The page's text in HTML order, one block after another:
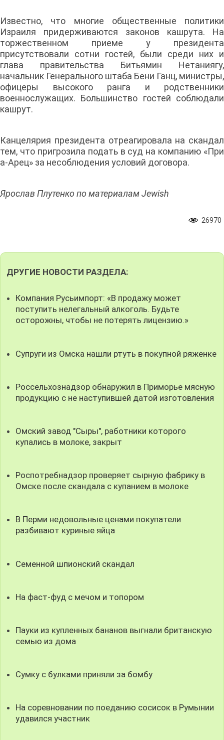
Известно, что многие общественные политики
Израиля придерживаются законов кашрута. На
торжественном приеме у президента
присутствовали сотни гостей, были среди них и
глава правительства Битьямин Нетаниягу,
начальник Генерального штаба Бени Ганц, министры,
офицеры высокого ранга и родственники
военнослужащих. Большинство гостей соблюдали
кашрут.
Канцелярия президента отреагировала на скандал
тем, что пригрозила подать в суд на компанию «При
а-Арец» за несоблюдения условий договора.
Ярослав Плутенко по материалам Jewish
26970
ДРУГИЕ НОВОСТИ РАЗДЕЛА:
Компания Русьимпорт: «В продажу может
поступить нелегальный алкоголь. Будьте
осторожны, чтобы не потерять лицензию.»
Супруги из Омска нашли ртуть в покупной ряженке
Россельхознадзор обнаружил в Приморье мясную
продукцию с не наступившей датой изготовления
Омский завод "Сыры", работники которого
купались в молоке, закрыт
Роспотребнадзор проверяет сырную фабрику в
Омске после скандала с купанием в молоке
В Перми недовольные ценами покупатели
разбивают куриные яйца
Семенной шпионский скандал
На фаст-фуд с мечом и топором
Пауки из купленных бананов выгнали британскую
семью из дома
Сумку с булками приняли за бомбу
На соревновании по поеданию сосисок в Румынии
удавился участник